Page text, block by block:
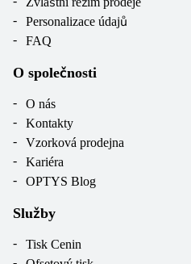
Personalizace údajů
FAQ
O společnosti
O nás
Kontakty
Vzorková prodejna
Kariéra
OPTYS Blog
Služby
Tisk Cenin